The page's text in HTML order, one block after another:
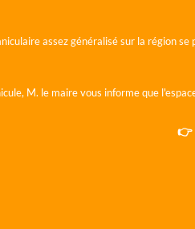
assez généralisé sur la région
M. le maire vous informe que
👉